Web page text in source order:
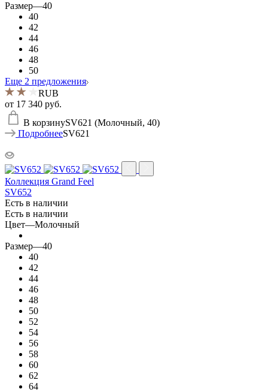
Размер—40
40
42
44
46
48
50
Еще 2 предложения
RUB
от 17 340 руб.
В корзинуSV621 (Молочный, 40)
ПодробнееSV621
Коллекция Grand Feel
SV652
Есть в наличии
Есть в наличии
Цвет—Молочный
Размер—40
40
42
44
46
48
50
52
54
56
58
60
62
64